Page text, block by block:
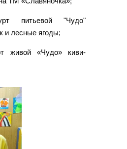
питьевой "Чудо"
и лесные ягоды;
живой «Чудо» киви-